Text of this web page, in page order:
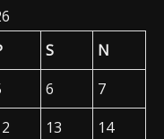
S
N
6
7
13
14